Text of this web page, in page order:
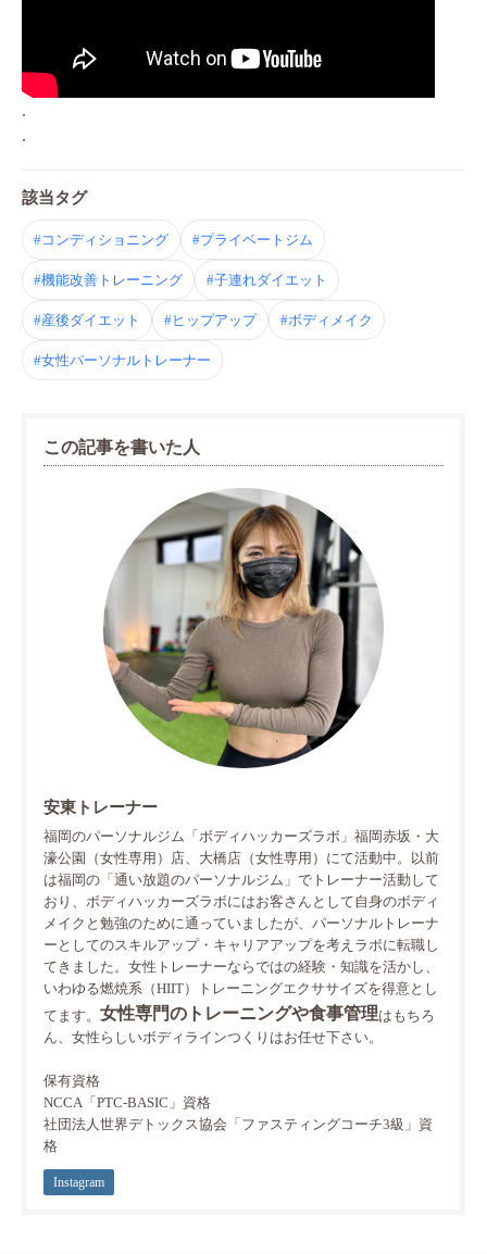
.
.
該当タグ
#コンディショニング #プライベートジム
#機能改善トレーニング #子連れダイエット
#産後ダイエット #ヒップアップ #ボディメイク
#女性パーソナルトレーナー
この記事を書いた人
安東トレーナー
福岡のパーソナルジム「ボディハッカーズラボ」福岡赤坂・大
濠公園（女性専用）店、大橋店（女性専用）にて活動中。以前
は福岡の「通い放題のパーソナルジム」でトレーナー活動して
おり、ボディハッカーズラボにはお客さんとして自身のボディ
メイクと勉強のために通っていましたが、パーソナルトレーナ
ーとしてのスキルアップ・キャリアアップを考えラボに転職し
てきました。女性トレーナーならではの経験・知識を活かし、
いわゆる燃焼系（HIIT）トレーニングエクササイズを得意とし
てます。 女性専門のトレーニングや食事管理はもちろ
ん、女性らしいボディラインつくりはお任せ下さい。
保有資格
NCCA「PTC-BASIC」資格
社団法人世界デトックス協会「ファスティングコーチ3級」資
格
Instagram